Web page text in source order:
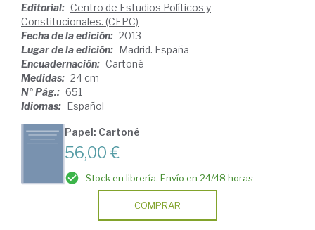
Editorial: Centro de Estudios Políticos y
Constitucionales. (CEPC)
Fecha de la edición: 2013
Lugar de la edición: Madrid. España
Encuadernación: Cartoné
Medidas: 24 cm
Nº Pág.: 651
Idiomas: Español
Papel: Cartoné
56,00 €
Stock en librería. Envío en 24/48 horas
COMPRAR